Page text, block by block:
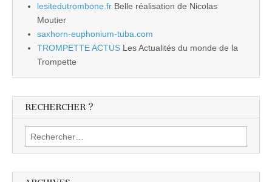
lesitedutrombone.fr Belle réalisation de Nicolas
Moutier
saxhorn-euphonium-tuba.com
TROMPETTE ACTUS Les Actualités du monde de la
Trompette
RECHERCHER ?
Rechercher :